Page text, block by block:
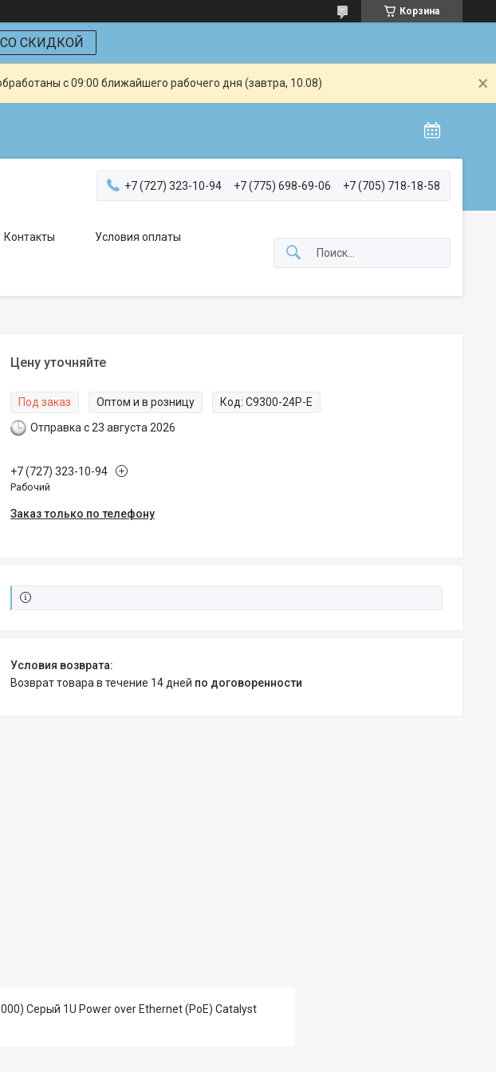
Корзина
СКИДКОЙ
с 09:00 ближайшего рабочего дня (завтра, 10.08)
+7 (727) 323-10-94 +7 (775) 698-69-06 +7 (705) 718-18-58
Контакты Условия оплаты
Цену уточняйте
Под заказ Оптом и в розницу Код: C9300-24P-E
Отправка с 23 августа 2026
+7 (727) 323-10-94
Рабочий
Заказ только по телефону
возврат товара в течение 14 дней по договоренности
Серый 1U Power over Ethernet (PoE) Catalyst